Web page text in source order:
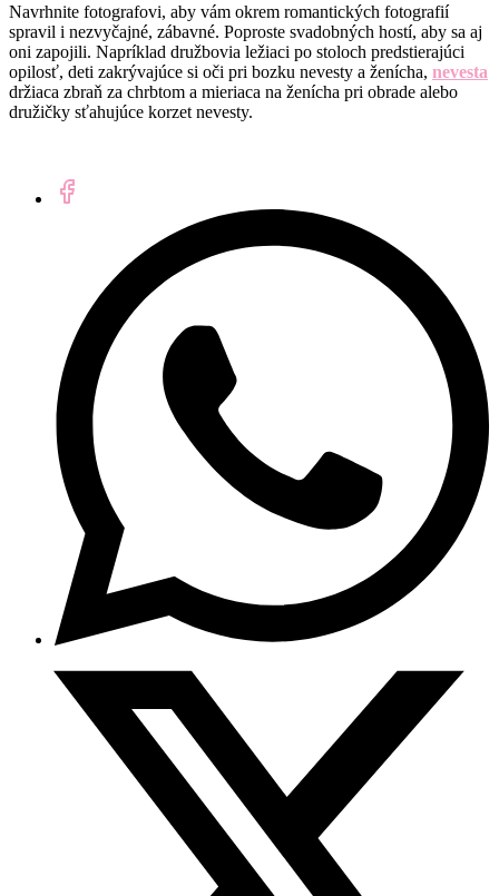
Navrhnite fotografovi, aby vám okrem romantických fotografií
spravil i nezvyčajné, zábavné. Poproste svadobných hostí, aby sa aj
oni zapojili. Napríklad družbovia ležiaci po stoloch predstierajúci
opilosť, deti zakrývajúce si oči pri bozku nevesty a ženícha, nevesta
držiaca zbraň za chrbtom a mieriaca na ženícha pri obrade alebo
družičky sťahujúce korzet nevesty.